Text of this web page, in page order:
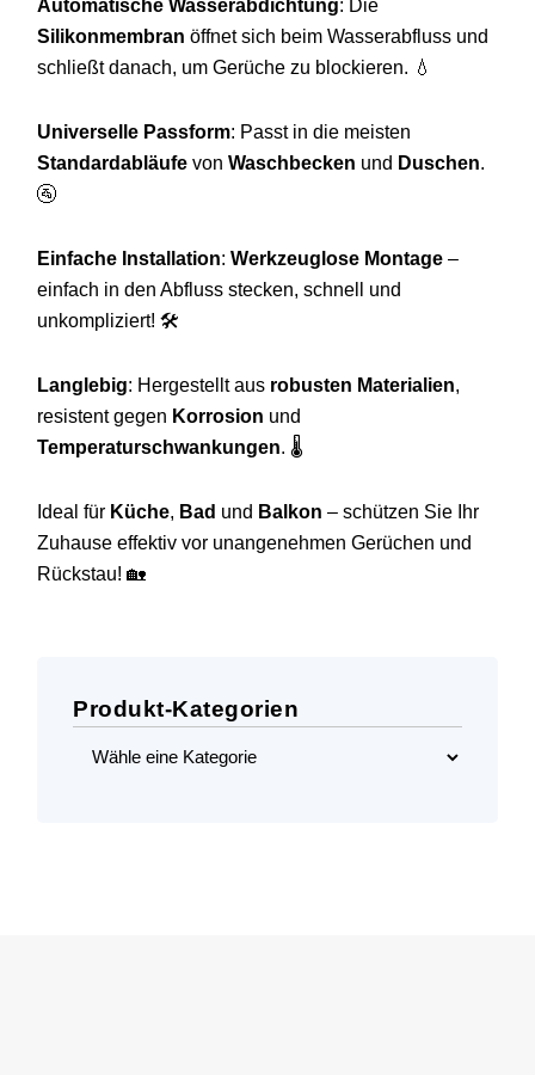
Automatische Wasserabdichtung: Die
Silikonmembran öffnet sich beim Wasserabfluss und
schließt danach, um Gerüche zu blockieren. 💧
Universelle Passform: Passt in die meisten
Standardabläufe von Waschbecken und Duschen.
🚰
Einfache Installation: Werkzeuglose Montage –
einfach in den Abfluss stecken, schnell und
unkompliziert! 🛠️
Langlebig: Hergestellt aus robusten Materialien,
resistent gegen Korrosion und
Temperaturschwankungen. 🌡️
Ideal für Küche, Bad und Balkon – schützen Sie Ihr
Zuhause effektiv vor unangenehmen Gerüchen und
Rückstau! 🏡
Produkt-Kategorien